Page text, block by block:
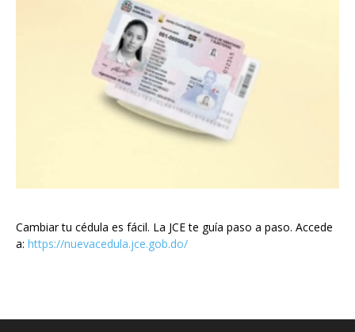
Cambiar tu cédula es fácil. La JCE te guía paso a paso. Accede
a: https://nuevacedula.jce.gob.do/